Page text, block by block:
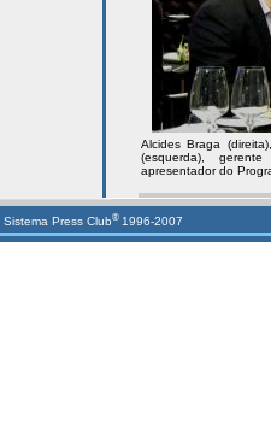
Alcides Braga
(esquerda),
apresentador do
Sistema Press Club® 1996-2007